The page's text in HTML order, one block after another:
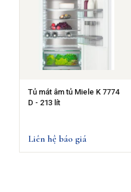
Tủ mát âm tủ Miele K 7774
D - 213 lít
Liên hệ báo giá